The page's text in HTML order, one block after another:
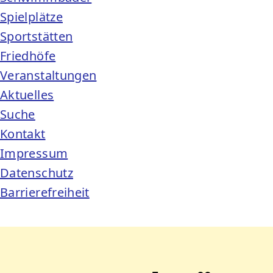
Spielplätze
Sportstätten
Friedhöfe
Veranstaltungen
Aktuelles
Suche
Kontakt
Impressum
Datenschutz
Barrierefreiheit